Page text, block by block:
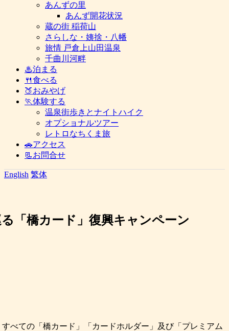
あんずの里
あんず開花状況
蔵の街 稲荷山
さらしな・姨捨・八幡
旅情 戸倉上山田温泉
千曲川河畔
♨泊まる
🍴食べる
🍑おみやげ
🏃体験する
温泉街歩きとナイトハイク
オプショナルツアー
レトロなちくま旅
🚗アクセス
📃お問合せ
English 繁体
「橋カード」復興キャンペーン
すべての「橋カード」「カードホルダー」及び「プレミアム